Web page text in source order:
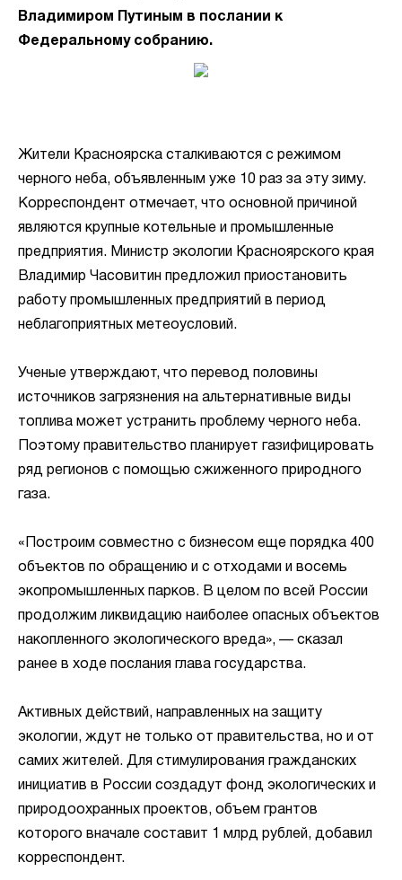
Владимиром Путиным в послании к
Федеральному собранию.
Жители Красноярска сталкиваются с режимом
черного неба, объявленным уже 10 раз за эту зиму.
Корреспондент отмечает, что основной причиной
являются крупные котельные и промышленные
предприятия. Министр экологии Красноярского края
Владимир Часовитин предложил приостановить
работу промышленных предприятий в период
неблагоприятных метеоусловий.
Ученые утверждают, что перевод половины
источников загрязнения на альтернативные виды
топлива может устранить проблему черного неба.
Поэтому правительство планирует газифицировать
ряд регионов с помощью сжиженного природного
газа.
«Построим совместно с бизнесом еще порядка 400
объектов по обращению и с отходами и восемь
экопромышленных парков. В целом по всей России
продолжим ликвидацию наиболее опасных объектов
накопленного экологического вреда», — сказал
ранее в ходе послания глава государства.
Активных действий, направленных на защиту
экологии, ждут не только от правительства, но и от
самих жителей. Для стимулирования гражданских
инициатив в России создадут фонд экологических и
природоохранных проектов, объем грантов
которого вначале составит 1 млрд рублей, добавил
корреспондент.